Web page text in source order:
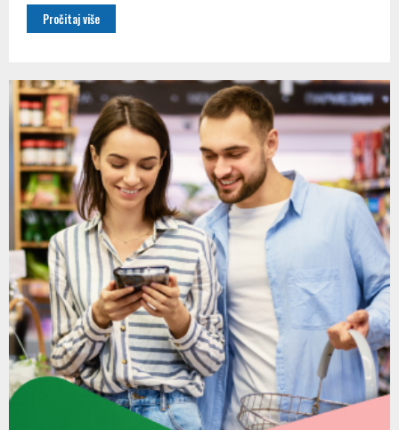
Pročitaj više